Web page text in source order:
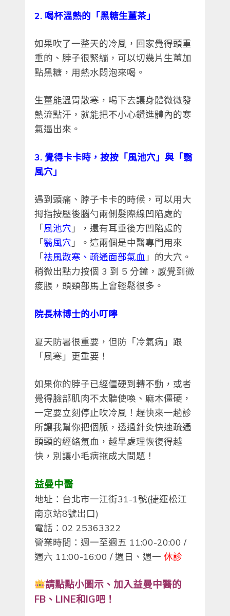
2. 喝杯溫熱的「黑糖生薑茶」
如果吹了一整天的冷風，回家覺得頭重
重的、脖子很緊繃，可以切幾片生薑加
點黑糖，用熱水悶泡來喝。
生薑能溫胃散寒，喝下去讓身體微微發
熱流點汗，就能把不小心鑽進體內的寒
氣逼出來。
3. 覺得卡卡時，按按「風池穴」與「翳
風穴」
遇到頭痛、脖子卡卡的時候，可以用大
拇指按壓後腦勺兩側髮際線凹陷處的
「風池穴 」，還有耳垂後方凹陷處的
「翳風穴 」。這兩個是中醫專門用來
「祛風散寒、疏通面部氣血 」的大穴。
稍微出點力按個 3 到 5 分鐘，感覺到微
痠脹，頭頸部馬上會輕鬆很多。
院長林博士的小叮嚀
夏天防暑很重要，但防「冷氣病」跟
「風寒」更重要！
如果你的脖子已經僵硬到轉不動，或者
覺得臉部肌肉不太聽使喚、麻木僵硬，
一定要立刻停止吹冷風！趕快來一趟診
所讓我幫你把個脈，透過針灸快速疏通
頭頸的經絡氣血，越早處理恢復得越
快，別讓小毛病拖成大問題！
益曼中醫
地址：台北市一江街31-1號(捷運松江
南京站8號出口)
電話：02 25363322
營業時間：週一至週五 11:00-20:00 /
週六 11:00-16:00 / 週日、週一 休診
請點點小圖示、加入益曼中醫的
FB、LINE和IG吧！